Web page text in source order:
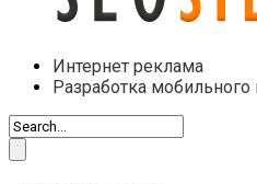
Интернет реклама
Разработка